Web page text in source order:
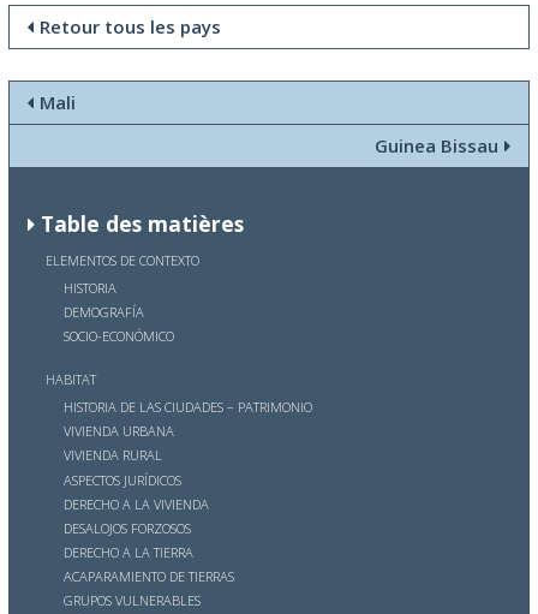
Retour tous les pays
Mali
Guinea Bissau
Table des matières
ELEMENTOS DE CONTEXTO
HISTORIA
DEMOGRAFÍA
SOCIO-ECONÓMICO
HABITAT
HISTORIA DE LAS CIUDADES – PATRIMONIO
VIVIENDA URBANA
VIVIENDA RURAL
ASPECTOS JURÍDICOS
DERECHO A LA VIVIENDA
DESALOJOS FORZOSOS
DERECHO A LA TIERRA
ACAPARAMIENTO DE TIERRAS
GRUPOS VULNERABLES